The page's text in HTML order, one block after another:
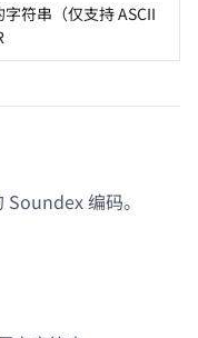
符串（仅支持 ASCII
编码。